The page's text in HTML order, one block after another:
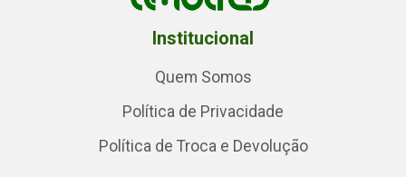
Institucional
Quem Somos
Política de Privacidade
Política de Troca e Devolução